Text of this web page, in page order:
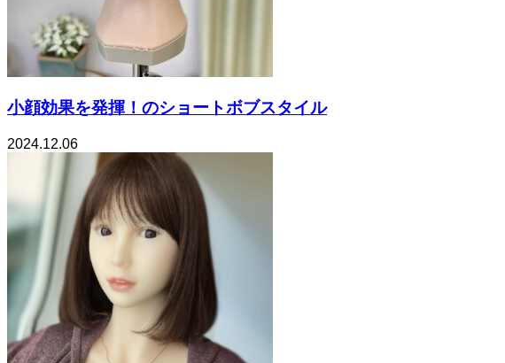
小顔効果を発揮！のショートボブスタイル
2024.12.06